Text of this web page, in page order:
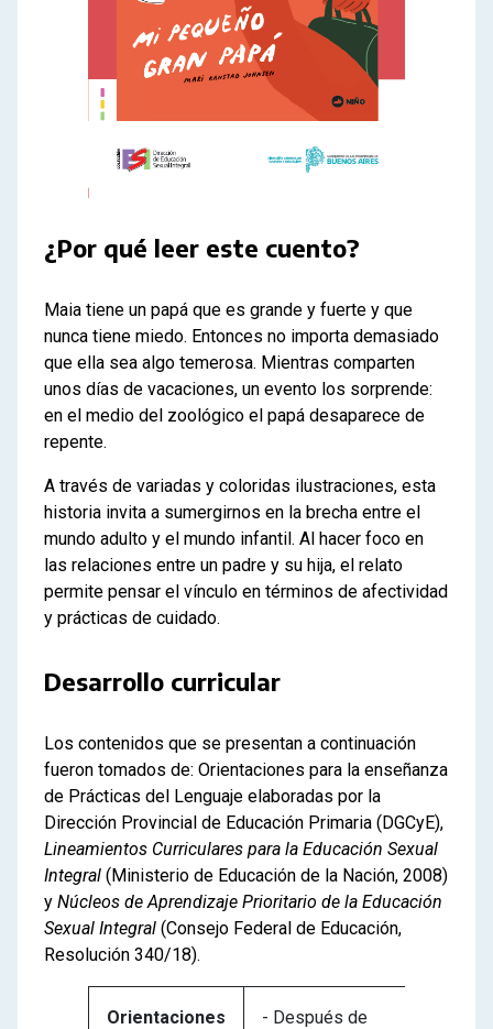
¿Por qué leer este cuento?
Maia tiene un papá que es grande y fuerte y que
nunca tiene miedo. Entonces no importa demasiado
que ella sea algo temerosa. Mientras comparten
unos días de vacaciones, un evento los sorprende:
en el medio del zoológico el papá desaparece de
repente.
A través de variadas y coloridas ilustraciones, esta
historia invita a sumergirnos en la brecha entre el
mundo adulto y el mundo infantil. Al hacer foco en
las relaciones entre un padre y su hija, el relato
permite pensar el vínculo en términos de afectividad
y prácticas de cuidado.
Desarrollo curricular
Los contenidos que se presentan a continuación
fueron tomados de: Orientaciones para la enseñanza
de Prácticas del Lenguaje elaboradas por la
Dirección Provincial de Educación Primaria (DGCyE),
Lineamientos Curriculares para la Educación Sexual
Integral (Ministerio de Educación de la Nación, 2008)
y Núcleos de Aprendizaje Prioritario de la Educación
Sexual Integral (Consejo Federal de Educación,
Resolución 340/18).
Orientaciones
- Después de